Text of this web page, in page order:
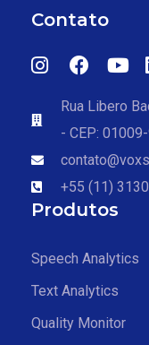
Contato
Rua Libero
- CEP:
+55 (11)
Produtos
Speech Analytics
Text Analytics
Quality Monitor